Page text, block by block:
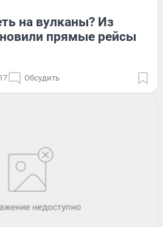
на вулканы? Из
прямые рейсы
Обсудить